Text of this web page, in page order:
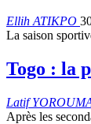
Ellih ATIKPO
La saison
Togo : la
Latif
Après les